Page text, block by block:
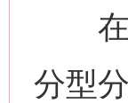
在
分型